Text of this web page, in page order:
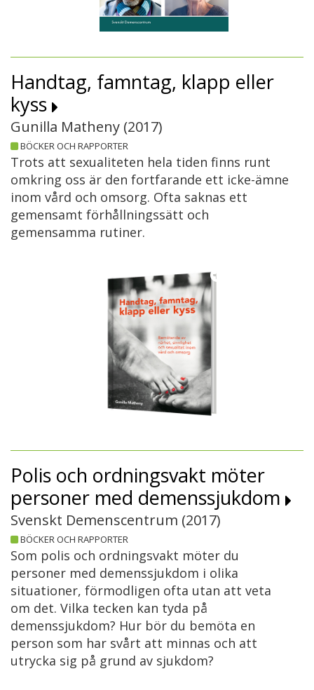
Handtag, famntag, klapp eller
kyss
Gunilla Matheny (2017)
BÖCKER OCH RAPPORTER
Trots att sexualiteten hela tiden finns runt
omkring oss är den fortfarande ett icke-ämne
inom vård och omsorg. Ofta saknas ett
gemensamt förhållningssätt och
gemensamma rutiner.
Polis och ordningsvakt möter
personer med demenssjukdom
Svenskt Demenscentrum (2017)
BÖCKER OCH RAPPORTER
Som polis och ordningsvakt möter du
personer med demenssjukdom i olika
situationer, förmodligen ofta utan att veta
om det. Vilka tecken kan tyda på
demenssjukdom? Hur bör du bemöta en
person som har svårt att minnas och att
utrycka sig på grund av sjukdom?